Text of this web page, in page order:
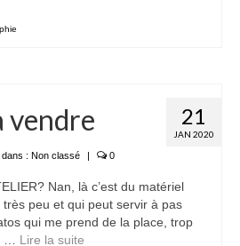
21
JAN 2020
vendre
: Non classé | 0
Nan, là c’est du matériel
très peu et qui peut servir à pas
qui me prend de la place, trop
… Lire la suite­­